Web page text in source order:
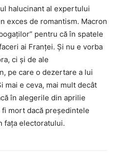
halucinant al expertului
exces de romantism. Macron
pentru că în spatele
ai Franței. Și nu e vorba
ci și de ale
pe care o dezertare a lui
mai e ceva, mai mult decât
în alegerile din aprilie
mort dacă președintele
fața electoratului.